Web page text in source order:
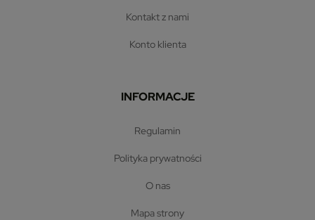
kontakt z nami
konto klienta
INFORMACJE
regulamin
polityka prywatności
o nas
mapa strony